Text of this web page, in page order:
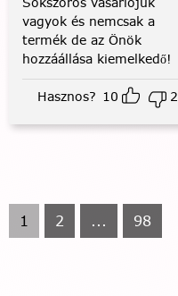
vagyok és nemcsak a
termék de az Önök
hozzáállása kiemelkedő!
Hasznos? 10 2
1 2 ... 98